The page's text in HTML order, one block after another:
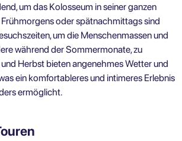
um das Kolosseum in seiner ganzen
Frühmorgens oder spätnachmittags sind
um die Menschenmassen und
während der Sommermonate, zu
Herbst bieten angenehmes Wetter und
ein komfortableres und intimeres Erlebnis
ermöglicht.